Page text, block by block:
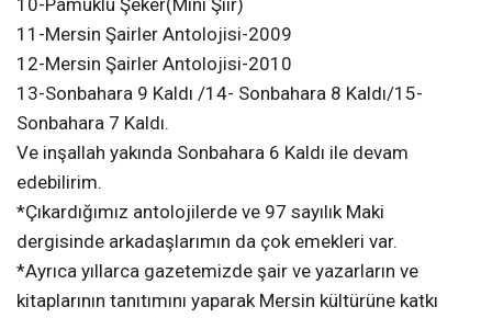
10-Pamuklu Şeker(Mini Şiir)
11-Mersin Şairler Antolojisi-2009
12-Mersin Şairler Antolojisi-2010
13-Sonbahara 9 Kaldı /14- Sonbahara 8 Kaldı/15-
Sonbahara 7 Kaldı.
Ve inşallah yakında Sonbahara 6 Kaldı ile devam
edebilirim.
*Çıkardığımız antolojilerde ve 97 sayılık Maki
dergisinde arkadaşlarımın da çok emekleri var.
*Ayrıca yıllarca gazetemizde şair ve yazarların ve
kitaplarının tanıtımını yaparak Mersin kültürüne katkı